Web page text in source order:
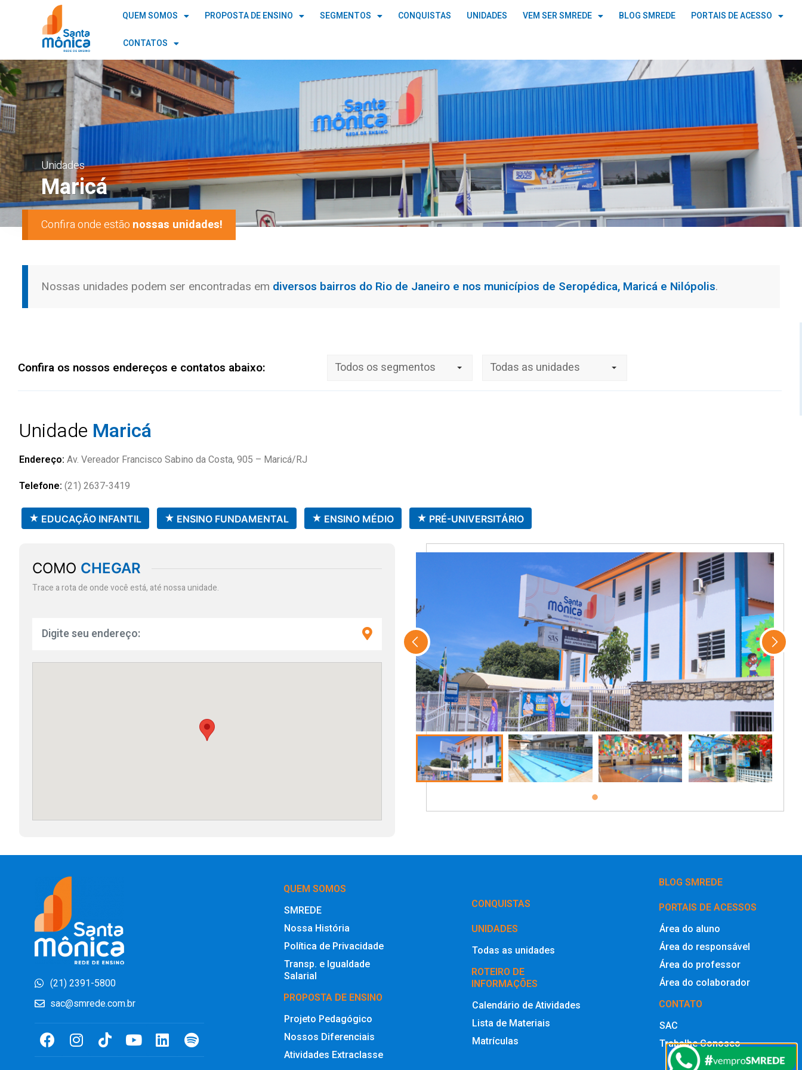
QUEM SOMOS PROPOSTA DE ENSINO SEGMENTOS CONQUISTAS UNIDADES VEM SER SMREDE BLOG SMREDE PORTAIS DE ACESSO
CONTATOS
Unidades
Maricá
Confira onde estão nossas unidades!
Nossas unidades podem ser encontradas em diversos bairros do Rio de Janeiro e nos municípios de Seropédica, Maricá e Nilópolis.
Confira os nossos endereços e contatos abaixo: Todos os segmentos Todas as unidades
Unidade Maricá
Endereço: Av. Vereador Francisco Sabino da Costa, 905 – Maricá/RJ
Telefone: (21) 2637-3419
EDUCAÇÃO INFANTIL ENSINO FUNDAMENTAL ENSINO MÉDIO PRÉ-UNIVERSITÁRIO
COMO CHEGAR
Trace a rota de onde você está, até nossa unidade.
(21) 2391-5800
sac@smrede.com.br
QUEM SOMOS
SMREDE
Nossa História
Política de Privacidade
Transp. e Igualdade
Salarial
PROPOSTA DE ENSINO
Projeto Pedagógico
Nossos Diferenciais
Atividades Extraclasse
‎CONQUISTAS
UNIDADES
Todas as unidades
ROTEIRO DE
INFORMAÇÕES
Calendário de Atividades
Lista de Materiais
Matrículas
BLOG SMREDE
PORTAIS DE ACESSOS
Área do aluno
Área do responsável
Área do professor
Área do colaborador
CONTATO
SAC
Trabalhe Conosco